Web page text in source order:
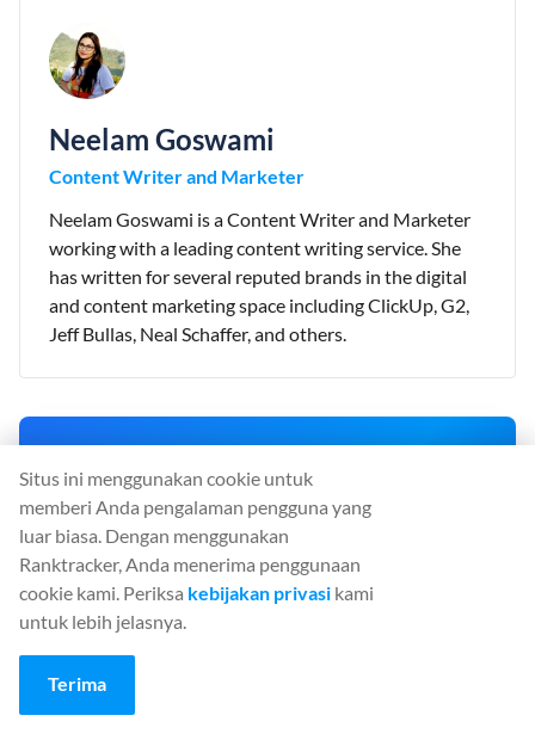
Neelam Goswami
Content Writer and Marketer
Neelam Goswami is a Content Writer and Marketer
working with a leading content writing service. She
has written for several reputed brands in the digital
and content marketing space including ClickUp, G2,
Jeff Bullas, Neal Schaffer, and others.
90% off your first month on monthly plans. Your personal
30-minute offer is live now.
OFFER ENDS IN:
00:29:43
Situs ini menggunakan cookie untuk
memberi Anda pengalaman pengguna yang
luar biasa. Dengan menggunakan
Ranktracker, Anda menerima penggunaan
cookie kami. Periksa kebijakan privasi kami
untuk lebih jelasnya.
Terima